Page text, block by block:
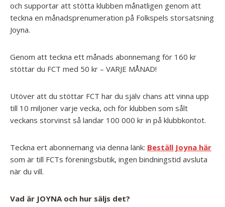
och supportar att stötta klubben månatligen genom att
teckna en månadsprenumeration på Folkspels storsatsning
Joyna.
Genom att teckna ett månads abonnemang för 160 kr
stöttar du FCT med 50 kr – VARJE MÅNAD!
Utöver att du stöttar FCT har du själv chans att vinna upp
till 10 miljoner varje vecka, och för klubben som sålt
veckans storvinst så landar 100 000 kr in på klubbkontot.
Teckna ert abonnemang via denna länk: Beställ Joyna här
som är till FCTs föreningsbutik, ingen bindningstid avsluta
när du vill.
Vad är JOYNA och hur säljs det?